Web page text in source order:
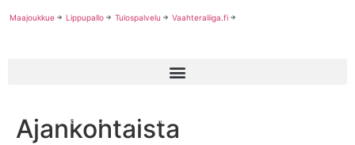
Maajoukkue Lippupallo Tulospalvelu Vaahteraliiga.fi
Ajankohtaista
Trojans Doris lippupallon naisten mestaruuteen